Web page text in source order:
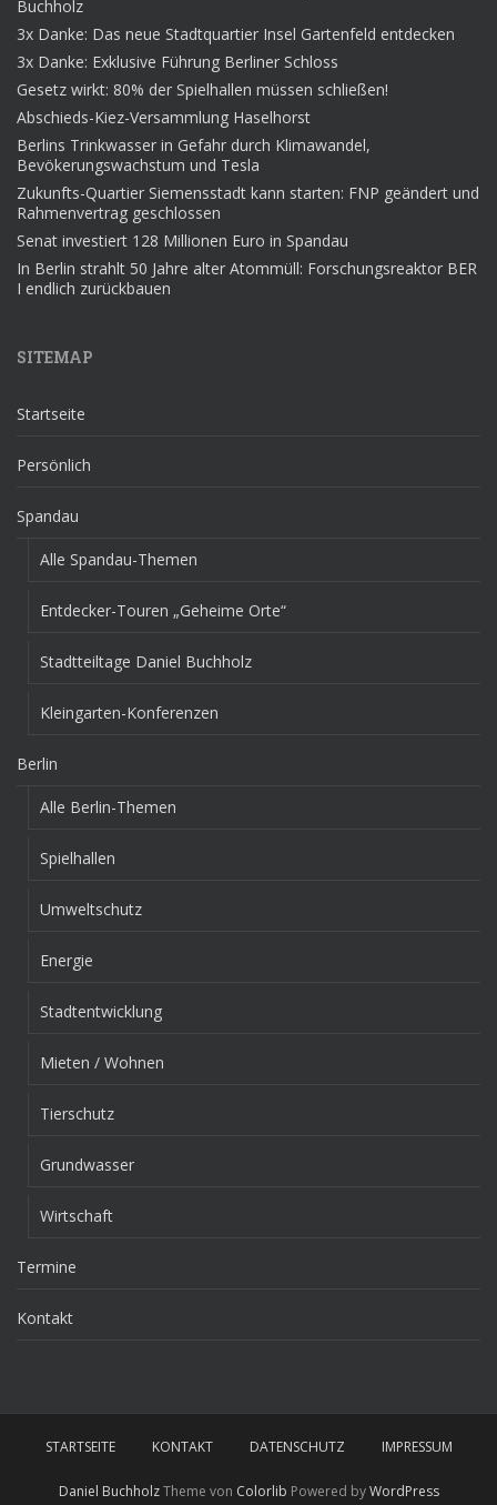
Buchholz
3x Danke: Das neue Stadtquartier Insel Gartenfeld entdecken
3x Danke: Exklusive Führung Berliner Schloss
Gesetz wirkt: 80% der Spielhallen müssen schließen!
Abschieds-Kiez-Versammlung Haselhorst
Berlins Trinkwasser in Gefahr durch Klimawandel,
Bevökerungswachstum und Tesla
Zukunfts-Quartier Siemensstadt kann starten: FNP geändert und
Rahmenvertrag geschlossen
Senat investiert 128 Millionen Euro in Spandau
In Berlin strahlt 50 Jahre alter Atommüll: Forschungsreaktor BER
I endlich zurückbauen
SITEMAP
Startseite
Persönlich
Spandau
Alle Spandau-Themen
Entdecker-Touren „Geheime Orte“
Stadtteiltage Daniel Buchholz
Kleingarten-Konferenzen
Berlin
Alle Berlin-Themen
Spielhallen
Umweltschutz
Energie
Stadtentwicklung
Mieten / Wohnen
Tierschutz
Grundwasser
Wirtschaft
Termine
Kontakt
STARTSEITE KONTAKT DATENSCHUTZ IMPRESSUM
Daniel BuchholzTheme von Colorlib Powered byWordPress